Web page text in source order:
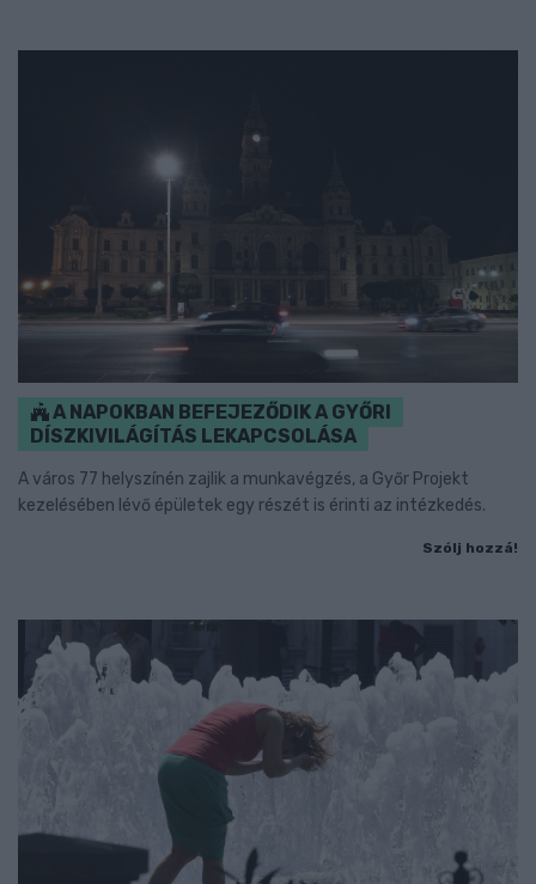
A NAPOKBAN BEFEJEZŐDIK A GYŐRI
DÍSZKIVILÁGÍTÁS LEKAPCSOLÁSA
A város 77 helyszínén zajlik a munkavégzés, a Győr Projekt
kezelésében lévő épületek egy részét is érinti az intézkedés.
Szólj hozzá!